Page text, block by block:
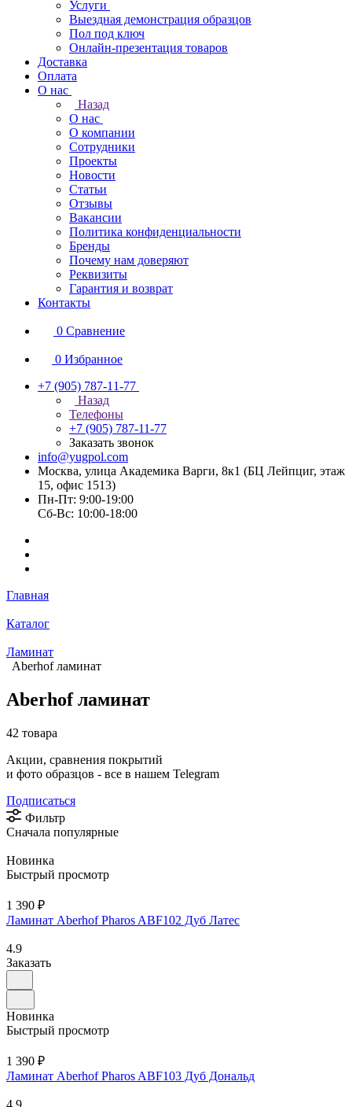
Услуги
Выездная демонстрация образцов
Пол под ключ
Онлайн-презентация товаров
Доставка
Оплата
О нас
Назад
О нас
О компании
Сотрудники
Проекты
Новости
Статьи
Отзывы
Вакансии
Политика конфиденциальности
Бренды
Почему нам доверяют
Реквизиты
Гарантия и возврат
Контакты
0 Сравнение
0 Избранное
+7 (905) 787-11-77
Назад
Телефоны
+7 (905) 787-11-77
Заказать звонок
info@yugpol.com
Москва, улица Академика Варги, 8к1 (БЦ Лейпциг, этаж
15, офис 1513)
Пн-Пт: 9:00-19:00
Cб-Вс: 10:00-18:00
Главная
Каталог
Ламинат
Aberhof ламинат
Aberhof ламинат
42 товара
Акции, сравнения покрытий
и фото образцов - все в нашем Telegram
Подписаться
Фильтр
Сначала популярные
Новинка
Быстрый просмотр
1 390 ₽
Ламинат Aberhof Pharos ABF102 Дуб Латес
4.9
Заказать
Новинка
Быстрый просмотр
1 390 ₽
Ламинат Aberhof Pharos ABF103 Дуб Дональд
4.9